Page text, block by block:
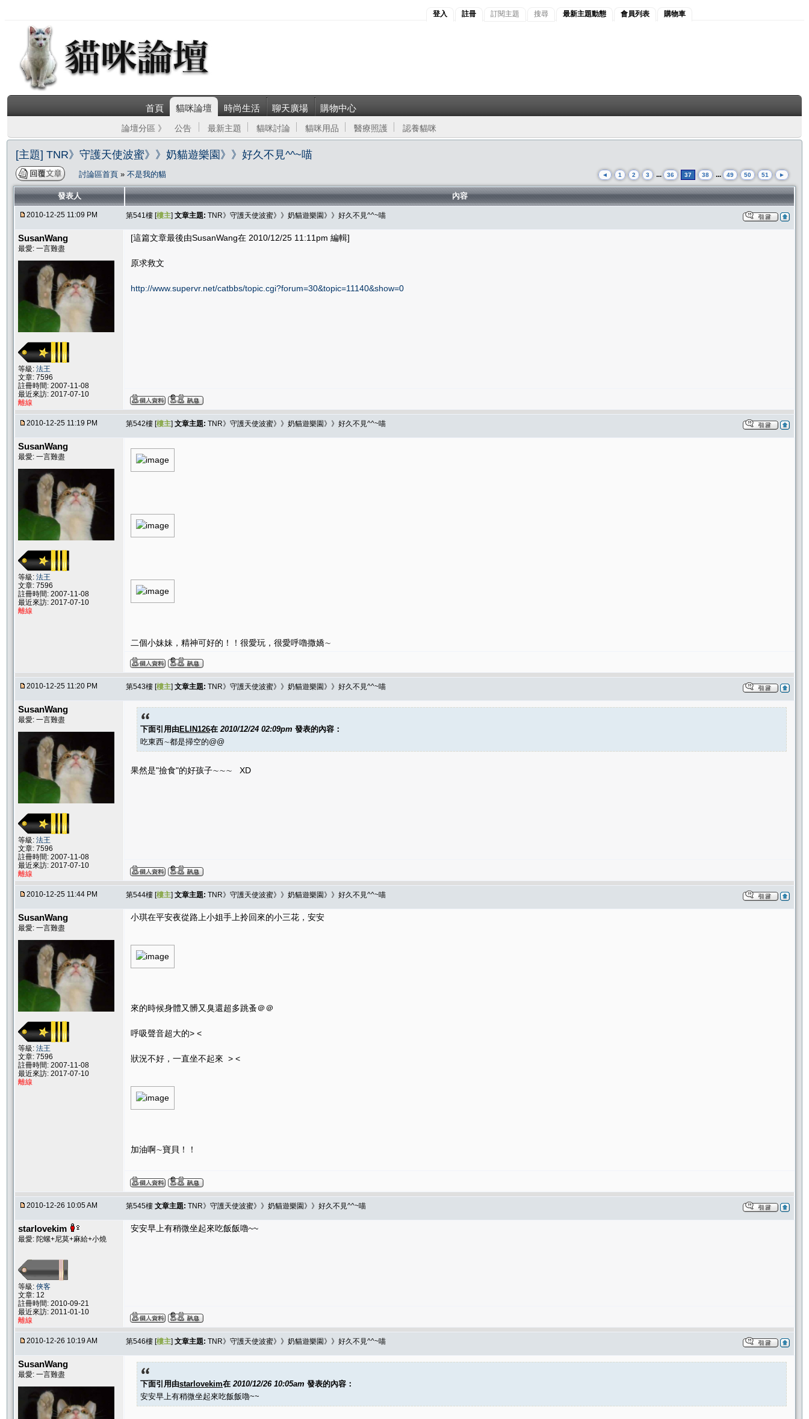
登入 註冊 訂閱主題 搜尋 最新主題動態 會員列表 購物車
首頁 貓咪論壇 時尚生活 聊天廣場 購物中心
論壇分區 》 公告 最新主題 貓咪討論 貓咪用品 醫療照護 認養貓咪
[主題] TNR》守護天使波蜜》》奶貓遊樂園》》好久不見^^~喵
討論區首頁 » 不是我的貓 ◄ 1 2 3 ... 36 37 38 ... 49 50 51 ►
發表人 內容
2010-12-25 11:09 PM 第541樓 [樓主] 文章主題: TNR》守護天使波蜜》》奶貓遊樂園》》好久不見^^~喵
SusanWang
最愛: 一言難盡
等級: 法王
文章: 7596
註冊時間: 2007-11-08
最近來訪: 2017-07-10
離線
[這篇文章最後由SusanWang在 2010/12/25 11:11pm 編輯]
原求救文
http://www.supervr.net/catbbs/topic.cgi?forum=30&topic=11140&show=0
2010-12-25 11:19 PM 第542樓 [樓主] 文章主題: TNR》守護天使波蜜》》奶貓遊樂園》》好久不見^^~喵
SusanWang
最愛: 一言難盡
等級: 法王
文章: 7596
註冊時間: 2007-11-08
最近來訪: 2017-07-10
離線
二個小妹妹，精神可好的！！很愛玩，很愛呼嚕撒嬌∼
2010-12-25 11:20 PM 第543樓 [樓主] 文章主題: TNR》守護天使波蜜》》奶貓遊樂園》》好久不見^^~喵
SusanWang
最愛: 一言難盡
等級: 法王
文章: 7596
註冊時間: 2007-11-08
最近來訪: 2017-07-10
離線
下面引用由ELIN126在 2010/12/24 02:09pm 發表的內容：
吃東西∼都是掃空的@@
果然是"撿食"的好孩子∼∼∼ XD
2010-12-25 11:44 PM 第544樓 [樓主] 文章主題: TNR》守護天使波蜜》》奶貓遊樂園》》好久不見^^~喵
SusanWang
最愛: 一言難盡
等級: 法王
文章: 7596
註冊時間: 2007-11-08
最近來訪: 2017-07-10
離線
小琪在平安夜從路上小姐手上拎回來的小三花，安安
來的時候身體又髒又臭還超多跳蚤＠＠
呼吸聲音超大的> <
狀況不好，一直坐不起來 > <
加油啊∼寶貝！！
2010-12-26 10:05 AM 第545樓 文章主題: TNR》守護天使波蜜》》奶貓遊樂園》》好久不見^^~喵
starlovekim
最愛: 陀螺+尼莫+麻給+小燒
等級: 俠客
文章: 12
註冊時間: 2010-09-21
最近來訪: 2011-01-10
離線
安安早上有稍微坐起來吃飯飯嚕~~
2010-12-26 10:19 AM 第546樓 [樓主] 文章主題: TNR》守護天使波蜜》》奶貓遊樂園》》好久不見^^~喵
SusanWang
最愛: 一言難盡
下面引用由starlovekim在 2010/12/26 10:05am 發表的內容：
安安早上有稍微坐起來吃飯飯嚕~~